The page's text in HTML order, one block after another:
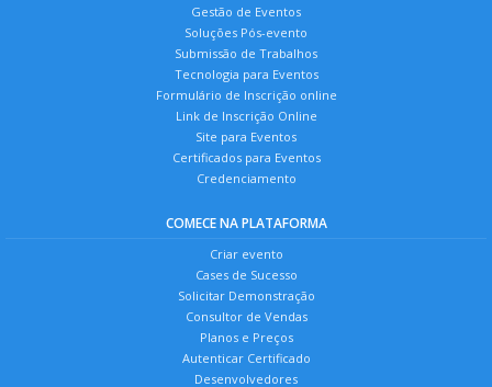
Gestão de Eventos
Soluções Pós-evento
Submissão de Trabalhos
Tecnologia para Eventos
Formulário de Inscrição online
Link de Inscrição Online
Site para Eventos
Certificados para Eventos
Credenciamento
COMECE NA PLATAFORMA
Criar evento
Cases de Sucesso
Solicitar Demonstração
Consultor de Vendas
Planos e Preços
Autenticar Certificado
Desenvolvedores